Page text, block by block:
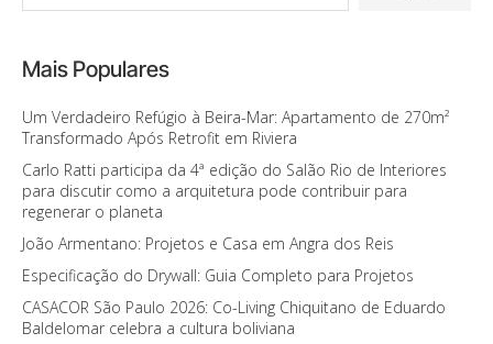
Mais Populares
Um Verdadeiro Refúgio à Beira-Mar: Apartamento de 270m²
Transformado Após Retrofit em Riviera
Carlo Ratti participa da 4ª edição do Salão Rio de Interiores
para discutir como a arquitetura pode contribuir para
regenerar o planeta
João Armentano: Projetos e Casa em Angra dos Reis
Especificação do Drywall: Guia Completo para Projetos
CASACOR São Paulo 2026: Co-Living Chiquitano de Eduardo
Baldelomar celebra a cultura boliviana